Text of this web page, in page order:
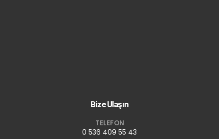
Bize Ulaşın
TELEFON
0 536 409 55 43